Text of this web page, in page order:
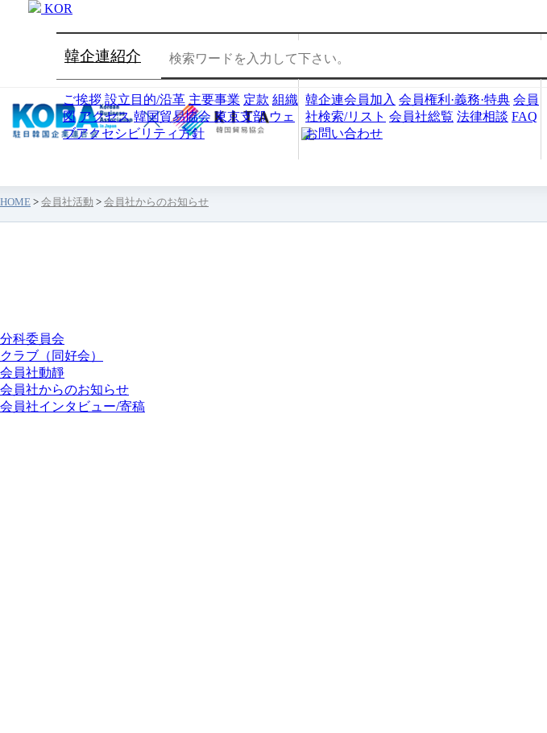
韓企連紹介
ご挨拶 設立目的/沿革 主要事業 定款 組織
図 アクセス 韓国貿易協会 東京支部 ウェ
ブアクセシビリティ方針
会員社加入・検索
韓企連会員加入 会員権利·義務·特典 会員
社検索/リスト 会員社総覧 法律相談 FAQ
お問い合わせ
KOR
HOME > 会員社活動 > 会員社からのお知らせ
分科委員会
クラブ（同好会）
会員社動靜
会員社からのお知らせ
会員社インタビュー/寄稿